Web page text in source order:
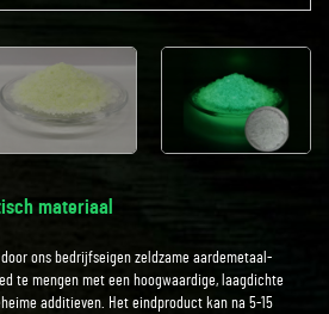
materiaal
ons bedrijfseigen zeldzame aardemetaal-
te mengen met een hoogwaardige, laagdichte
additieven. Het eindproduct kan na 5-15